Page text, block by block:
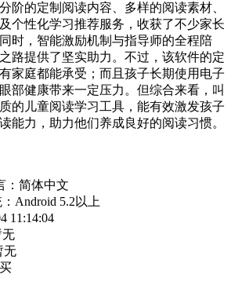
阶的定制阅读内容、多样的阅读素材、
个性化学习推荐服务，收获了不少家长
时，智能激励机制与指导师的全程陪
路提供了坚实助力。不过，该软件的定
家庭都能承受；而且孩子长期使用电子
部健康带来一定压力。但综合来看，叫
的儿童阅读学习工具，能有效激发孩子
能力，助力他们养成良好的阅读习惯。
：简体中文
Android 5.2以上
11:14:04
无
无